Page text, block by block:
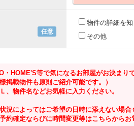
任意
物件の詳細を
その他
・HOME'S等で気になるお部屋がお決まり
様掲載物件も原則ご紹介可能です。）
、物件名などお気軽に入力ください。
況によってはご希望の日時に添えない場合
約確定ならびに時間変更等はこちらから